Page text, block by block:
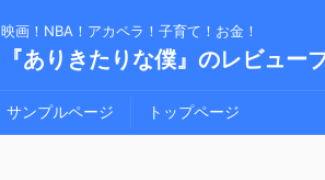
映画！NBA！アカペラ！子育て！お金！
『ありきたりな僕』のレビュー
サンプルページ トップページ